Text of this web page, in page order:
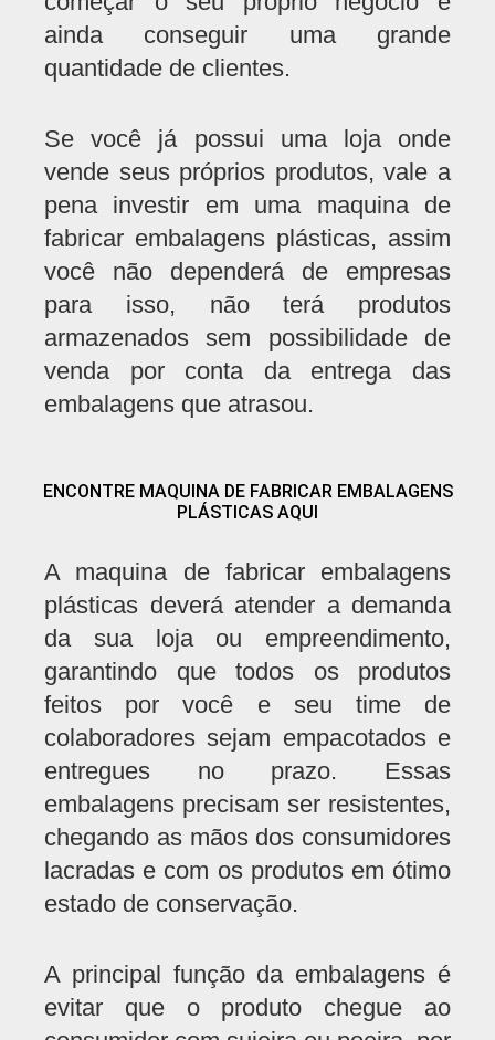
ainda conseguir uma grande
quantidade de clientes.
Se você já possui uma loja onde
vende seus próprios produtos, vale a
pena investir em uma maquina de
fabricar embalagens plásticas, assim
você não dependerá de empresas
para isso, não terá produtos
armazenados sem possibilidade de
venda por conta da entrega das
embalagens que atrasou.
ENCONTRE MAQUINA DE FABRICAR EMBALAGENS
PLÁSTICAS AQUI
A maquina de fabricar embalagens
plásticas deverá atender a demanda
da sua loja ou empreendimento,
garantindo que todos os produtos
feitos por você e seu time de
colaboradores sejam empacotados e
entregues no prazo. Essas
embalagens precisam ser resistentes,
chegando as mãos dos consumidores
lacradas e com os produtos em ótimo
estado de conservação.
A principal função da embalagens é
evitar que o produto chegue ao